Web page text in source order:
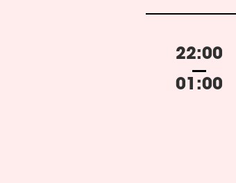
22:00
01:00